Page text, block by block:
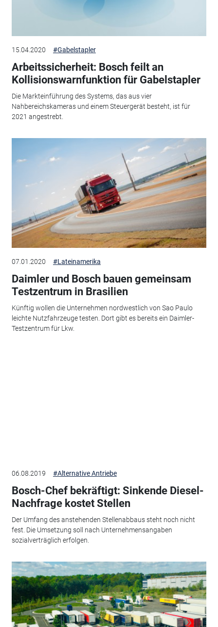
15.04.2020 #Gabelstapler
Arbeitssicherheit: Bosch feilt an
Kollisionswarnfunktion für Gabelstapler
Die Markteinführung des Systems, das aus vier
Nahbereichskameras und einem Steuergerät besteht, ist für
2021 angestrebt.
07.01.2020 #Lateinamerika
Daimler und Bosch bauen gemeinsam
Testzentrum in Brasilien
Künftig wollen die Unternehmen nordwestlich von Sao Paulo
leichte Nutzfahrzeuge testen. Dort gibt es bereits ein Daimler-
Testzentrum für Lkw.
06.08.2019 #Alternative Antriebe
Bosch-Chef bekräftigt: Sinkende Diesel-
Nachfrage kostet Stellen
Der Umfang des anstehenden Stellenabbaus steht noch nicht
fest. Die Umsetzung soll nach Unternehmensangaben
sozialverträglich erfolgen.